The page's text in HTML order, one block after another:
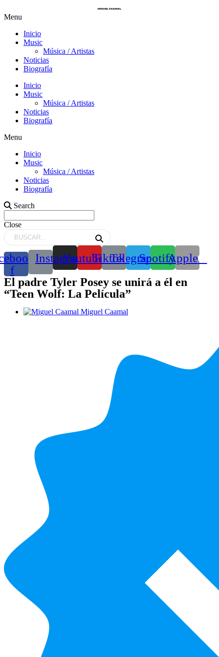
Menu
Inicio
Music
Música / Artistas
Noticias
Biografía
Inicio
Music
Música / Artistas
Noticias
Biografía
Menu
Inicio
Music
Música / Artistas
Noticias
Biografía
Search
Close
f
Instagram
YoutubeTiktokTelegramSpotifyApple
El padre Tyler Posey se unirá a él en
“Teen Wolf: La Película”
Miguel Caamal